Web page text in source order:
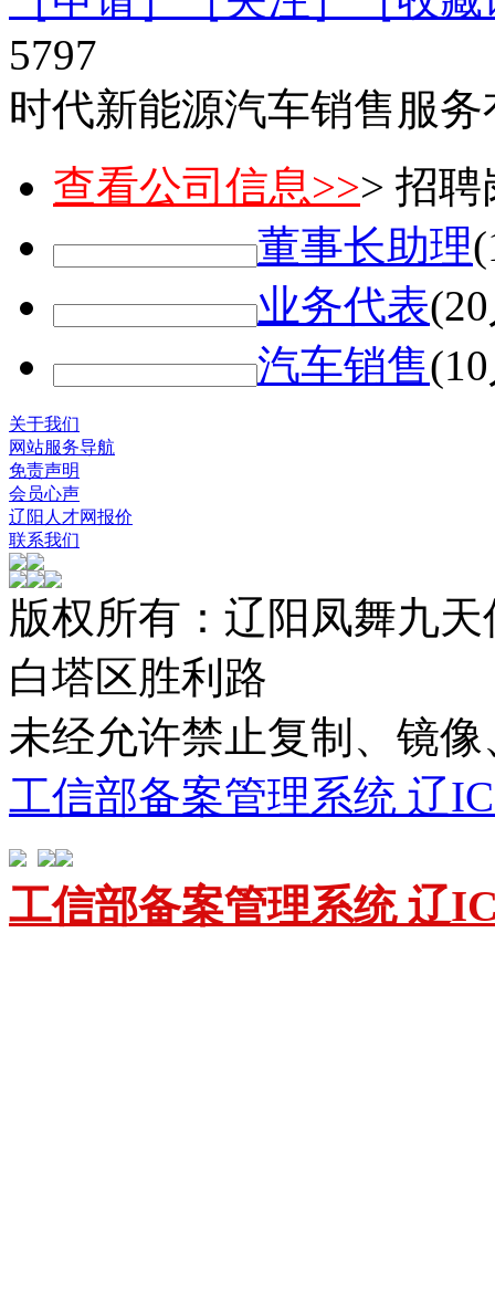
5797
时代新能源汽车销售服
查看公司信息>>> 招聘
董事长助理
业务代表
汽车销售
关于我们
网站服务导航
免责声明
会员心声
辽阳人才网报价
联系我们
版权所有：辽阳凤舞九
白塔区胜利路
未经允许禁止复制、镜
工信部备案管理系统 辽
工信部备案管理系统 辽